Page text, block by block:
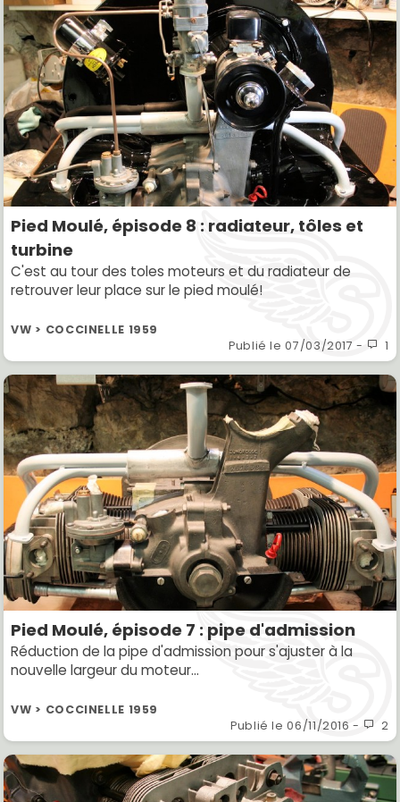
Pied Moulé, épisode 8 : radiateur, tôles et
turbine
C'est au tour des toles moteurs et du radiateur de
retrouver leur place sur le pied moulé!
VW > COCCINELLE 1959
Publié le07/03/2017 - 1
Pied Moulé, épisode 7 : pipe d'admission
Réduction de la pipe d'admission pour s'ajuster à la
nouvelle largeur du moteur...
VW > COCCINELLE 1959
Publié le06/11/2016 - 2